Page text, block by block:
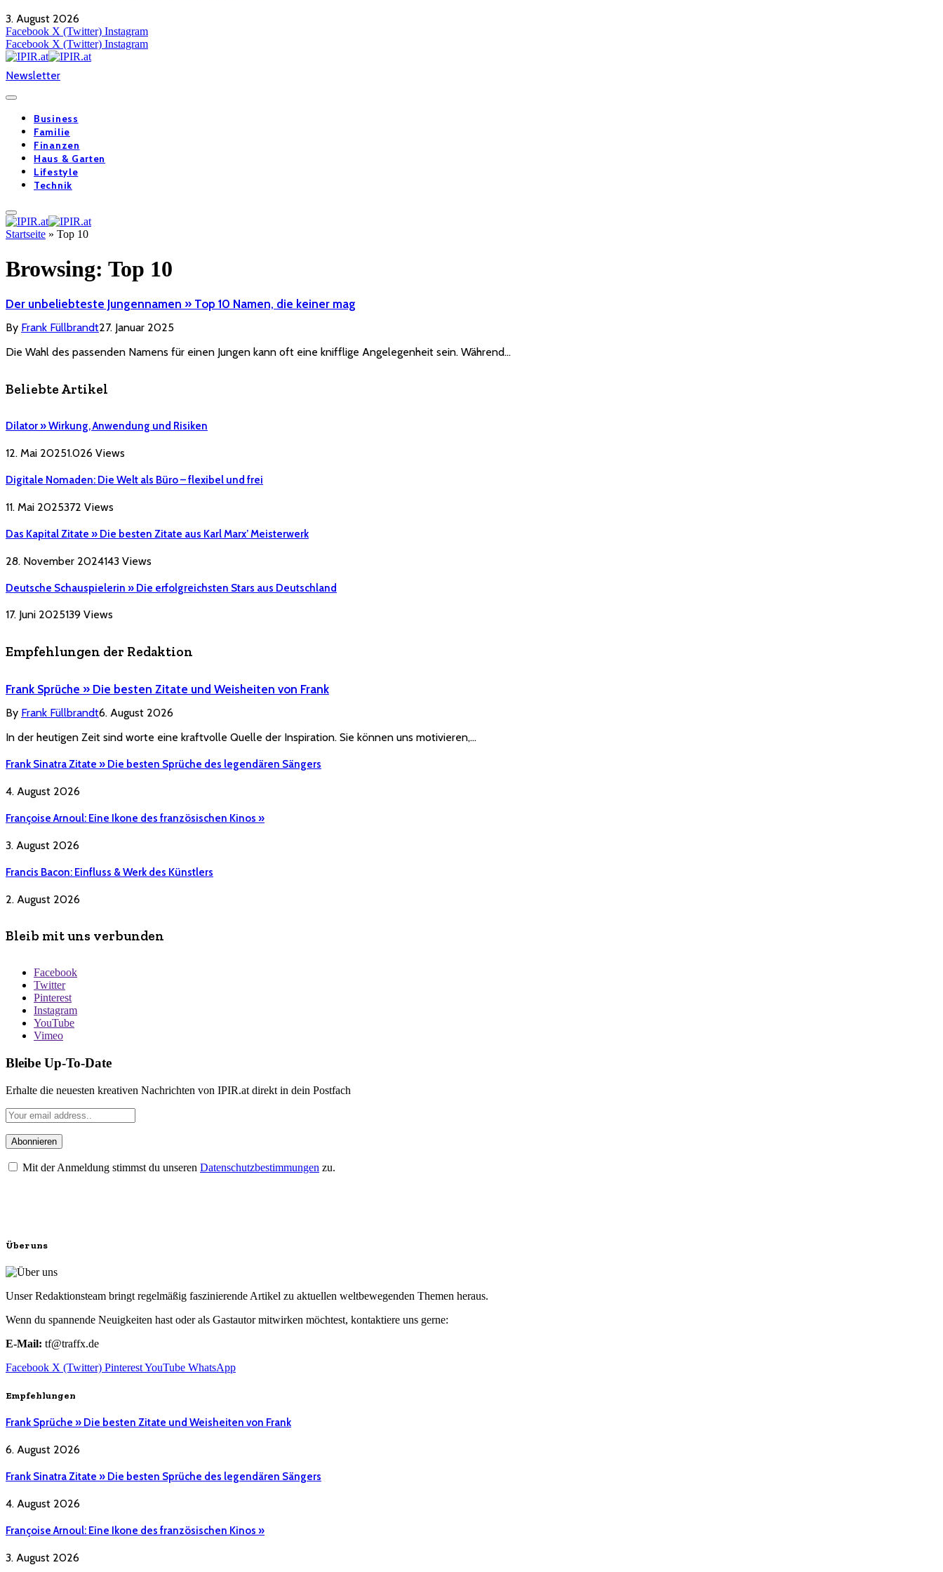
3. August 2026
Facebook X (Twitter) Instagram
Facebook X (Twitter) Instagram
Newsletter
Business
Familie
Finanzen
Haus & Garten
Lifestyle
Technik
Startseite » Top 10
Browsing: Top 10
Der unbeliebteste Jungennamen » Top 10 Namen, die keiner mag
By Frank Füllbrandt27. Januar 2025
Die Wahl des passenden Namens für einen Jungen kann oft eine knifflige Angelegenheit sein. Während…
Beliebte Artikel
Dilator » Wirkung, Anwendung und Risiken
12. Mai 20251.026 Views
Digitale Nomaden: Die Welt als Büro – flexibel und frei
11. Mai 2025372 Views
Das Kapital Zitate » Die besten Zitate aus Karl Marx’ Meisterwerk
28. November 2024143 Views
Deutsche Schauspielerin » Die erfolgreichsten Stars aus Deutschland
17. Juni 2025139 Views
Empfehlungen der Redaktion
Frank Sprüche » Die besten Zitate und Weisheiten von Frank
By Frank Füllbrandt6. August 2026
In der heutigen Zeit sind worte eine kraftvolle Quelle der Inspiration. Sie können uns motivieren,…
Frank Sinatra Zitate » Die besten Sprüche des legendären Sängers
4. August 2026
Françoise Arnoul: Eine Ikone des französischen Kinos »
3. August 2026
Francis Bacon: Einfluss & Werk des Künstlers
2. August 2026
Bleib mit uns verbunden
Facebook
Twitter
Pinterest
Instagram
YouTube
Vimeo
Bleibe Up-To-Date
Erhalte die neuesten kreativen Nachrichten von IPIR.at direkt in dein Postfach
Mit der Anmeldung stimmst du unseren Datenschutzbestimmungen zu.
Über uns
Unser Redaktionsteam bringt regelmäßig faszinierende Artikel zu aktuellen weltbewegenden Themen heraus.
Wenn du spannende Neuigkeiten hast oder als Gastautor mitwirken möchtest, kontaktiere uns gerne:
E-Mail: tf@traffx.de
Facebook X (Twitter) PinterestYouTube WhatsApp
Empfehlungen
Frank Sprüche » Die besten Zitate und Weisheiten von Frank
6. August 2026
Frank Sinatra Zitate » Die besten Sprüche des legendären Sängers
4. August 2026
Françoise Arnoul: Eine Ikone des französischen Kinos »
3. August 2026